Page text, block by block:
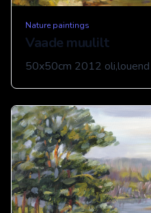
Nature paintings
Vaade muulilt
50x50cm 2012 oli,louend